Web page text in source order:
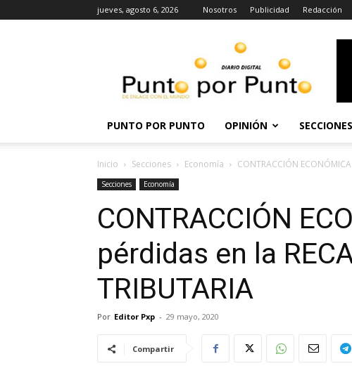
jueves, agosto 6, 2026 Nosotros Publicidad Redacción
Punto
PUNTO POR PUNTO OPINIÓN SECCIONES
Inicio Secciones Economía CONTRACCIÓN
Secciones Economía
CONTRACCIÓN
pérdidas en la
TRIBUTARIA
Por Editor Pxp - 29 mayo, 2020
Compartir